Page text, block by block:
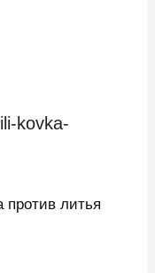
kovka-
против литья